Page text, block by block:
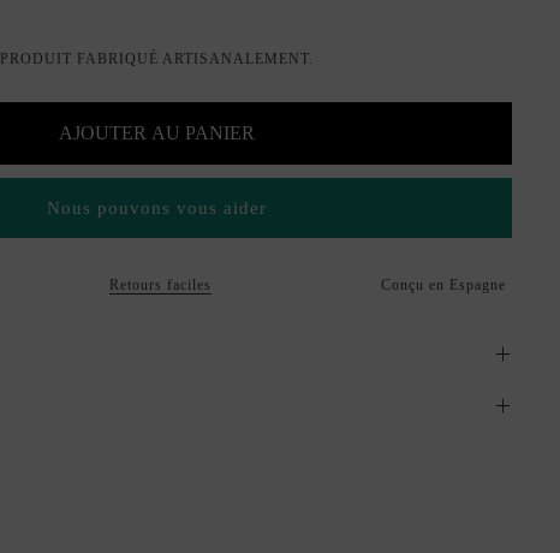
PRODUIT FABRIQUÉ ARTISANALEMENT.
AJOUTER AU PANIER
Nous pouvons vous aider
Retours faciles Conçu en Espagne